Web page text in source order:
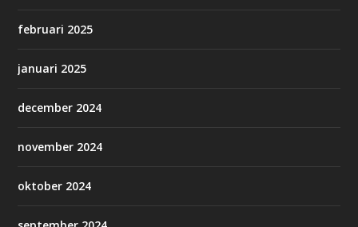
februari 2025
januari 2025
december 2024
november 2024
oktober 2024